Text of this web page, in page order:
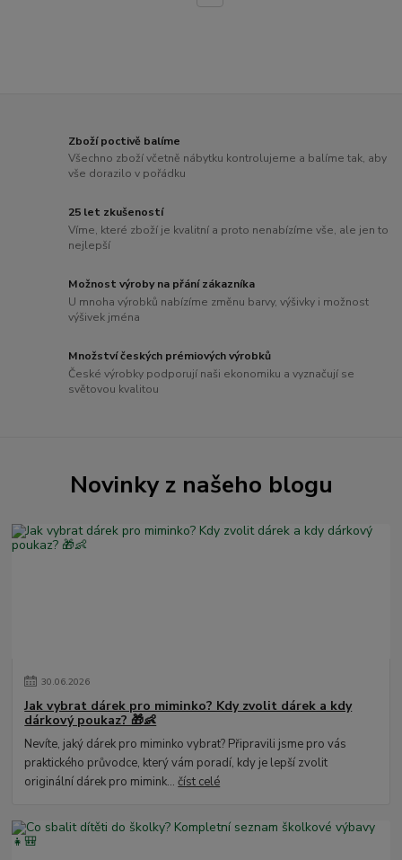
Zboží poctivě balíme
Všechno zboží včetně nábytku kontrolujeme a balíme tak, aby
vše dorazilo v pořádku
25 let zkušeností
Víme, které zboží je kvalitní a proto nenabízíme vše, ale jen to
nejlepší
Možnost výroby na přání zákazníka
U mnoha výrobků nabízíme změnu barvy, výšivky i možnost
výšivek jména
Množství českých prémiových výrobků
České výrobky podporují naši ekonomiku a vyznačují se
světovou kvalitou
Novinky z našeho blogu
30.06.2026
Jak vybrat dárek pro miminko? Kdy zvolit dárek a kdy
dárkový poukaz? 🎁👶
Nevíte, jaký dárek pro miminko vybrat? Připravili jsme pro vás
praktického průvodce, který vám poradí, kdy je lepší zvolit
originální dárek pro mimink...číst celé